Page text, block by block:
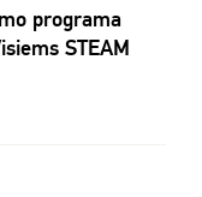
programa
STEAM